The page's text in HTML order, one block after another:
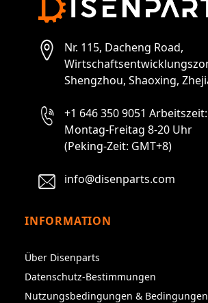
Nr. 115, Dacheng Road,
Shengzhou, Shaoxing,
+1 646 350 9051 Arbeitszeit:
Montag-Freitag 8-20 Uhr
(Peking-Zeit: GMT+8)
info@disenparts.com
INFORMATION
Über Disenparts
Datenschutz-Bestimmungen
Nutzungsbedingungen & Bedingungen